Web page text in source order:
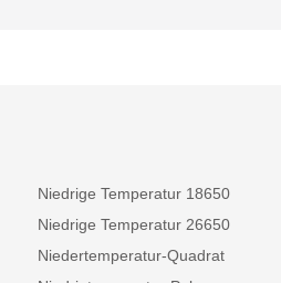
Niedrige Temperatur 18650
Niedrige Temperatur 26650
Niedertemperatur-Quadrat